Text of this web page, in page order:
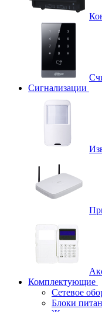
Сигнализации
Комплектующие
Сетевое
Блоки